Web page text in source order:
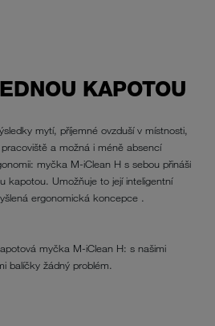
KAPOTOU
mytí, příjemné ovzduší v místnosti,
a možná i méně absencí
myčka M-iClean H s sebou přináší
kapotou. Umožňuje to její inteligentní
ergonomická koncepce .
myčka M-iClean H: s našimi
balíčky žádný problém.